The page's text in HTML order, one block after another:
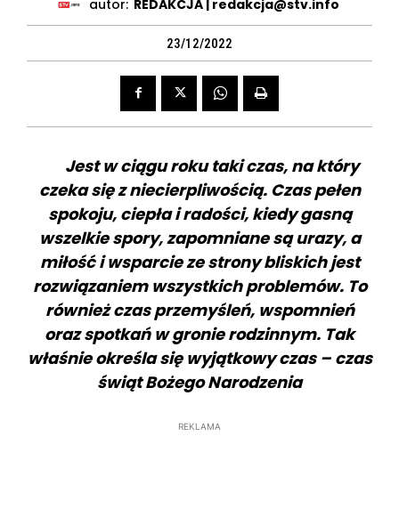
autor: REDAKCJA | redakcja@stv.info
23/12/2022
Jest w ciągu roku taki czas, na który
czeka się z niecierpliwością. Czas pełen
spokoju, ciepła i radości, kiedy gasną
wszelkie spory, zapomniane są urazy, a
miłość i wsparcie ze strony bliskich jest
rozwiązaniem wszystkich problemów. To
również czas przemyśleń, wspomnień
oraz spotkań w gronie rodzinnym. Tak
właśnie określa się wyjątkowy czas – czas
świąt Bożego Narodzenia
REKLAMA